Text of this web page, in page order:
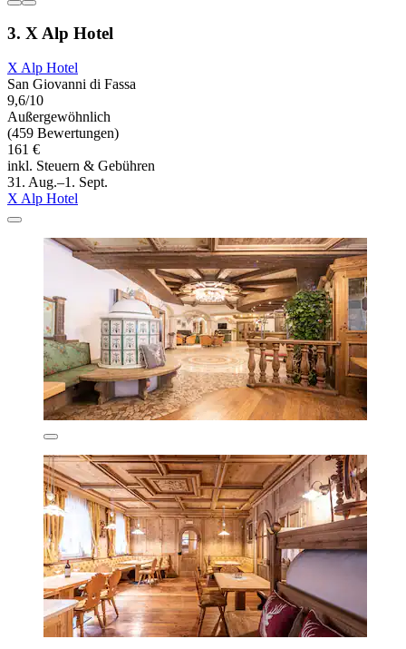
3. X Alp Hotel
X Alp Hotel
San Giovanni di Fassa
9,6/10
Außergewöhnlich
(459 Bewertungen)
161 €
inkl. Steuern & Gebühren
31. Aug.–1. Sept.
X Alp Hotel